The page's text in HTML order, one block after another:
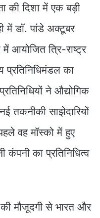
की दिशा में एक बड़ी
में डॉ. पांडे अक्टूबर
आयोजित त्रि-राष्ट्र
प्रतिनिधिमंडल का
ने औद्योगिक
तकनीकी साझेदारियों
वह मॉस्को में हुए
कंपनी का प्रतिनिधित्व
मौजूदगी से भारत और